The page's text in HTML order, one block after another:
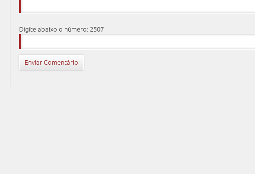
Digite abaixo o número: 2507